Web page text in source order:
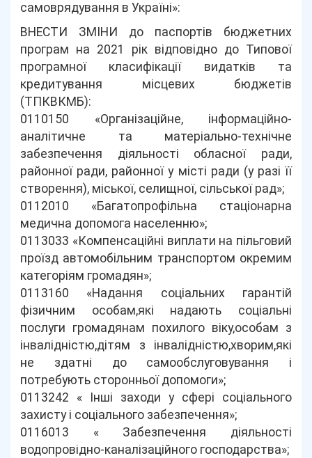
самоврядування в Україні»:
ВНЕСТИ ЗМІНИ до паспортів бюджетних
програм на 2021 рік відповідно до Типової
програмної класифікації видатків та
кредитування місцевих бюджетів
(ТПКВКМБ):
0110150 «Організаційне, інформаційно-
аналітичне та матеріально-технічне
забезпечення діяльності обласної ради,
районної ради, районної у місті ради (у разі її
створення), міської, селищної, сільської рад»;
0112010 «Багатопрофільна стаціонарна
медична допомога населенню»;
0113033 «Компенсаційні виплати на пільговий
проїзд автомобільним транспортом окремим
категоріям громадян»;
0113160 «Надання соціальних гарантій
фізичним особам,які надають соціальні
послуги громадянам похилого віку,особам з
інвалідністю,дітям з інвалідністю,хворим,які
не здатні до самообслуговування і
потребують сторонньої допомоги»;
0113242 « Інші заходи у сфері соціального
захисту і соціального забезпечення»;
0116013 « Забезпечення діяльності
водопровідно-каналізаційного господарства»;